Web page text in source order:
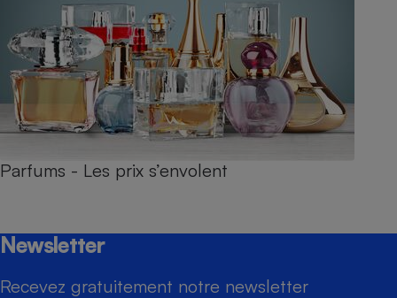
Parfums - Les prix s’envolent
Newsletter
Recevez gratuitement notre newsletter